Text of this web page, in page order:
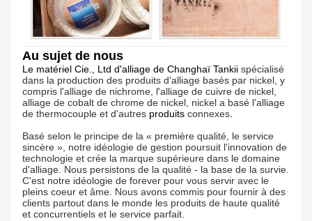
Au sujet de nous
Le matériel Cie., Ltd d'alliage de Changhaï Tankii spécialisé
dans la production des produits d'alliage basés par nickel, y
compris l'alliage de nichrome, l'alliage de cuivre de nickel,
alliage de cobalt de chrome de nickel, nickel a basé l'alliage
de thermocouple et d'autres produits connexes.
Basé selon le principe de la « première qualité, le service
sincère », notre idéologie de gestion poursuit l'innovation de
technologie et crée la marque supérieure dans le domaine
d'alliage. Nous persistons de la qualité - la base de la survie.
C'est notre idéologie de forever pour vous servir avec le
pleins coeur et âme. Nous avons commis pour fournir à des
clients partout dans le monde les produits de haute qualité
et concurrentiels et le service parfait.